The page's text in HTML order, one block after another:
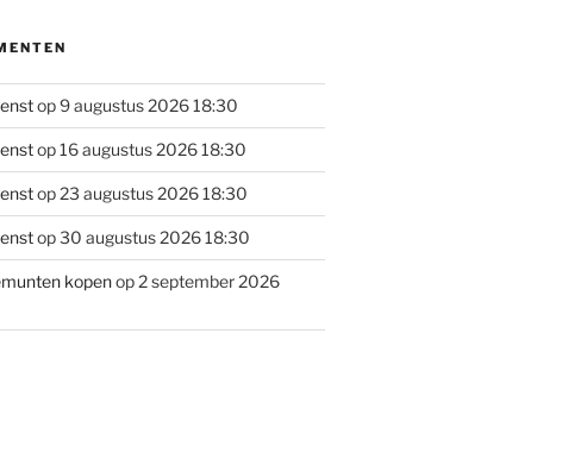
op 9 augustus 2026 18:30
op 16 augustus 2026 18:30
op 23 augustus 2026 18:30
op 30 augustus 2026 18:30
kopenop 2 september 2026